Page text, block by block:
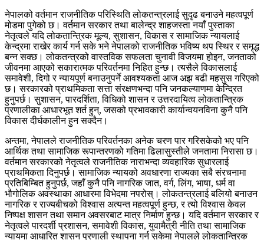
नेपालको वर्तमान राजनीतिक परिस्थिति लोकतन्त्रलाई सुदृढ बनाउने महत्वपूर्ण
मोडमा पुगेको छ। वर्तमान सरकार तथा बालेन्द्र शाहजस्ता नयाँ पुस्ताका
नेतृत्वले यदि लोकतान्त्रिक मूल्य, सुशासन, विकास र सामाजिक न्यायलाई
केन्द्रमा राखेर कार्य गर्न सके भने नेपालको राजनीतिक भविष्य थप स्थिर र समृद्ध
बन्न सक्छ। लोकतन्त्रको वास्तविक सफलता चुनावी विजयमा होइन, जनताको
जीवनमा आएको सकारात्मक परिवर्तनमा निहित हुन्छ। त्यसैले विकासलाई
समावेशी, दिगो र न्यायपूर्ण बनाउनुपर्ने आवश्यकता आज अझ बढी महसुस गरिएको
छ। सरकारको प्राथमिकता सत्ता संरक्षणभन्दा पनि जनकल्याणमा केन्द्रित
हुनुपर्छ। सुशासन, पारदर्शिता, विधिको शासन र उत्तरदायित्व लोकतान्त्रिक
प्रणालीका आधारभूत शर्त हुन्, जसको प्रभावकारी कार्यान्वयनविना कुनै पनि
विकास दीर्घकालीन हुन सक्दैन।
अन्तमा, नेपालले राजनीतिक परिवर्तनका अनेक चरण पार गरिसकेको भए पनि
आर्थिक तथा सामाजिक रूपान्तरणको गतिमा ढिलासुस्तीले जनतामा निरासा छ।
वर्तमान सरकारको नेतृत्वले राजनीतिक नाराभन्दा व्यवहारिक सुधारलाई
प्राथमिकता दिनुपर्छ। सामाजिक न्यायको अवधारणा राज्यका सबै संरचनामा
प्रतिबिम्बित हुनुपर्छ, जहाँ कुनै पनि नागरिक जात, वर्ग, लिंग, भाषा, धर्म वा
भौगोलिक अवस्थाका आधारमा विभेदमा नपरोस्। लोकतन्त्रलाई बलियो बनाउन
नागरिक र राज्यबीचको विश्वास अत्यन्त महत्वपूर्ण हुन्छ, र त्यो विश्वास केवल
निष्पक्ष शासन तथा समान अवसरबाट मात्र निर्माण हुन्छ। यदि वर्तमान सरकार र
नेतृत्वले पारदर्शी प्रशासन, समावेशी विकास, युवामैत्री नीति तथा सामाजिक
न्यायमा आधारित शासन प्रणाली स्थापना गर्न सकेमा नेपालले लोकतान्त्रिक